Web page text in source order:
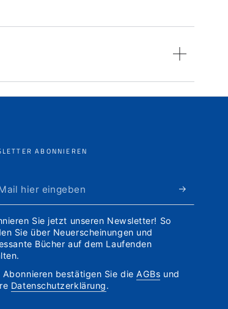
ABONNIEREN
Sie jetzt unseren Newsletter! So
Sie über Neuerscheinungen und
Bücher auf dem Laufenden
Abonnieren bestätigen Sie dieAGBs und
Datenschutzerklärung.